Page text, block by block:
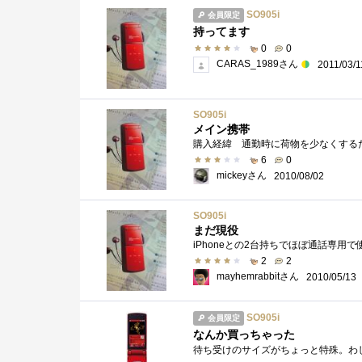
会員限定 SO905i
持ってます
0
0
CARAS_1989さん
2011/03/
SO905i
メイン携帯
6
0
mickeyさん
2010/08/02
SO905i
まだ現役
2
2
mayhemrabbitさん
2010/05/13
会員限定 SO905i
なんか買っちゃった